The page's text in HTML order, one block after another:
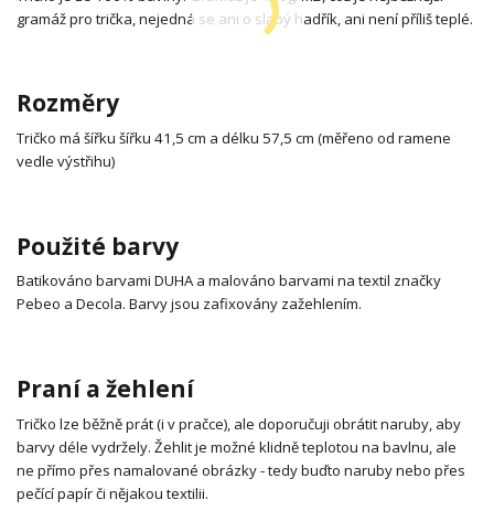
gramáž pro trička, nejedná se ani o slabý hadřík, ani není příliš teplé.
Rozměry
Tričko má šířku šířku 41,5 cm a délku 57,5 cm (měřeno od ramene
vedle výstřihu)
Použité barvy
Batikováno barvami DUHA a malováno barvami na textil značky
Pebeo a Decola. Barvy jsou zafixovány zažehlením.
Praní a žehlení
Tričko lze běžně prát (i v pračce), ale doporučuji obrátit naruby, aby
barvy déle vydržely. Žehlit je možné klidně teplotou na bavlnu, ale
ne přímo přes namalované obrázky - tedy buďto naruby nebo přes
pečící papír či nějakou textilii.